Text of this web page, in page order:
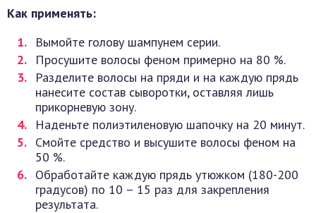
Как применять:
Вымойте голову шампунем серии.
Просушите волосы феном примерно на 80 %.
Разделите волосы на пряди и на каждую прядь
нанесите состав сыворотки, оставляя лишь
прикорневую зону.
Наденьте полиэтиленовую шапочку на 20 минут.
Смойте средство и высушите волосы феном на
50 %.
Обработайте каждую прядь утюжком (180-200
градусов) по 10 – 15 раз для закрепления
результата.